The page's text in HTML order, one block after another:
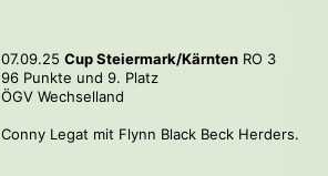
07.09.25 Cup Steiermark/Kärnten RO 3
96 Punkte und 9. Platz
ÖGV Wechselland
Conny Legat mit Flynn Black Beck Herders.